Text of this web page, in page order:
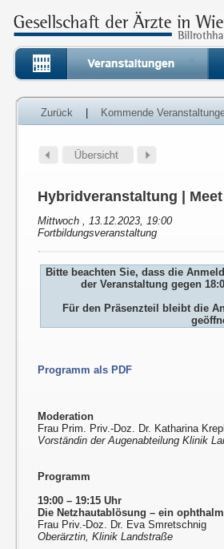
Zurück Kommende
Hybridveranstaltung |
Mittwoch , 13.12.2023, 19:00
Fortbildungsveranstaltung
Bitte beachten Sie, dass die
der Veranstaltung gegen
Für den Präsenzteil bleibt die
Programm als PDF
Moderation
Frau Prim. Priv.-Doz. Dr. Katharina
Vorständin der Augenabteilung Klinik
Programm
19:00 – 19:15 Uhr
Die Netzhautablösung– ein
Frau Priv.-Doz. Dr. Eva Smretschnig
Oberärztin, Klinik Landstraße